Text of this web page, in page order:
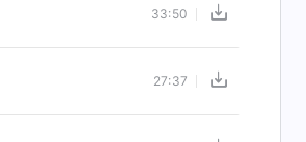
33:50
27:37